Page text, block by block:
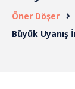
Öner Döşer
Büyük